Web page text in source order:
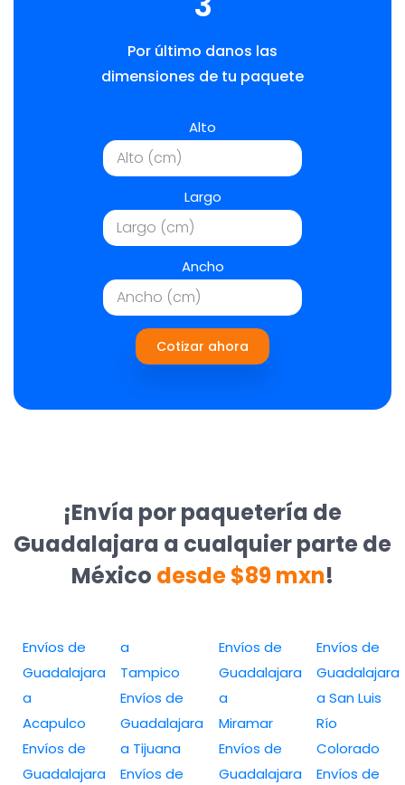
Por último danos las
dimensiones de tu paquete
Alto
Largo
Ancho
Cotizar ahora
¡Envía por paquetería de
Guadalajara a cualquier parte de
México desde $89 mxn!
Envíos de
Guadalajara
a
Acapulco
Envíos de
Guadalajara
a
Tampico
Envíos de
Guadalajara
a Tijuana
Envíos de
Envíos de
Guadalajara
a
Miramar
Envíos de
Guadalajara
Envíos de
Guadalajara
a San Luis
Río
Colorado
Envíos de